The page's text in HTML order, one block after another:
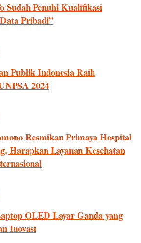
Sudah Penuhi Kualifikasi
Pribadi”
Publik Indonesia Raih
2024
Resmikan Primaya Hospital
Harapkan Layanan Kesehatan
OLED Layar Ganda yang
Inovasi